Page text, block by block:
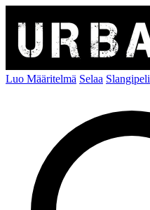
Luo Määritelmä Selaa Slangipeli